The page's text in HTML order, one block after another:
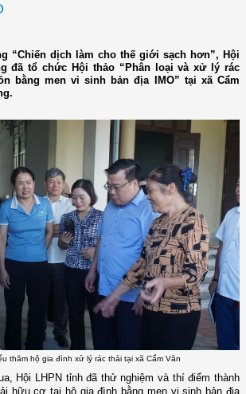
“Chiến dịch làm cho thế giới sạch hơn”, Hội
đã tổ chức Hội thảo “Phân loại và xử lý rác
bằng men vi sinh bản địa IMO” tại xã Cẩm
thăm hộ gia đình xử lý rác thải tại xã Cẩm Văn
Hội LHPN tỉnh đã thử nghiệm và thí điểm thành
hữu cơ tại hộ gia đình bằng men vi sinh bản địa